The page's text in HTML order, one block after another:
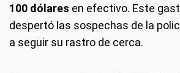
100 dólares en efectivo. Este
despertó las sospechas de la
a seguir su rastro de cerca.